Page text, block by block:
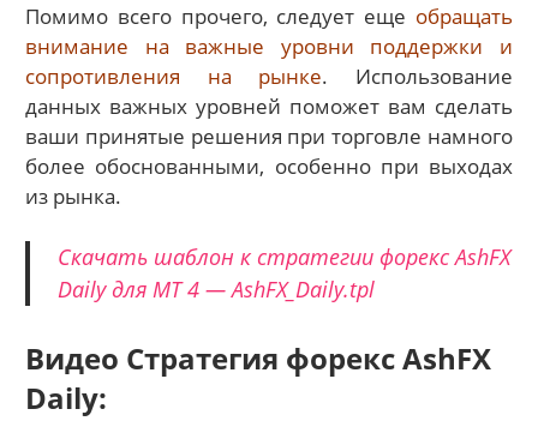
Помимо всего прочего, следует еще обращать
внимание на важные уровни поддержки и
сопротивления на рынке. Использование
данных важных уровней поможет вам сделать
ваши принятые решения при торговле намного
более обоснованными, особенно при выходах
из рынка.
Скачать шаблон к стратегии форекс AshFX
Daily для MT 4 — AshFX_Daily.tpl
Видео Стратегия форекс AshFX
Daily: